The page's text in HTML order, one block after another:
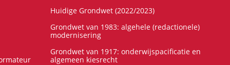
Huidige Grondwet (2022/2023)
Grondwet van 1983: algehele (redactionele)
modernisering
Grondwet van 1917: onderwijspacificatie en
algemeen kiesrecht